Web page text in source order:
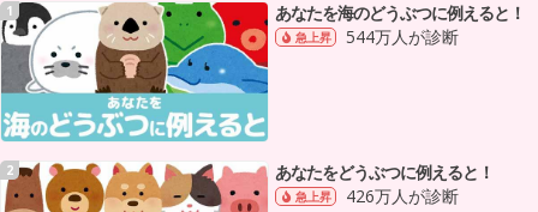
1 あなたを海のどうぶつに例えると！
急上昇 544万人が診断
2 あなたをどうぶつに例えると！
急上昇 426万人が診断